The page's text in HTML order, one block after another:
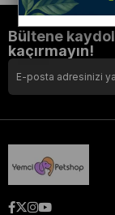
Bültene
kaçırmayın!